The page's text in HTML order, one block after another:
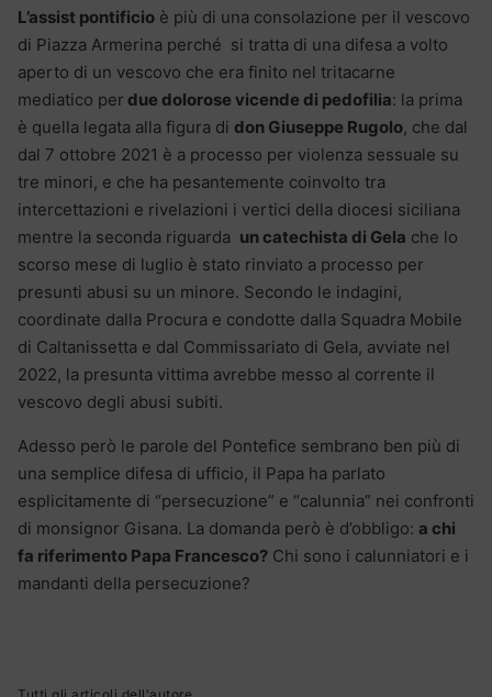
L’assist pontificio è più di una consolazione per il vescovo
di Piazza Armerina perché si tratta di una difesa a volto
aperto di un vescovo che era finito nel tritacarne
mediatico per due dolorose vicende di pedofilia: la prima
è quella legata alla figura di don Giuseppe Rugolo, che dal
dal 7 ottobre 2021 è a processo per violenza sessuale su
tre minori, e che ha pesantemente coinvolto tra
intercettazioni e rivelazioni i vertici della diocesi siciliana
mentre la seconda riguarda un catechista di Gela che lo
scorso mese di luglio è stato rinviato a processo per
presunti abusi su un minore. Secondo le indagini,
coordinate dalla Procura e condotte dalla Squadra Mobile
di Caltanissetta e dal Commissariato di Gela, avviate nel
2022, la presunta vittima avrebbe messo al corrente il
vescovo degli abusi subiti.
Adesso però le parole del Pontefice sembrano ben più di
una semplice difesa di ufficio, il Papa ha parlato
esplicitamente di “persecuzione” e “calunnia” nei confronti
di monsignor Gisana. La domanda però è d’obbligo: a chi
fa riferimento Papa Francesco? Chi sono i calunniatori e i
mandanti della persecuzione?